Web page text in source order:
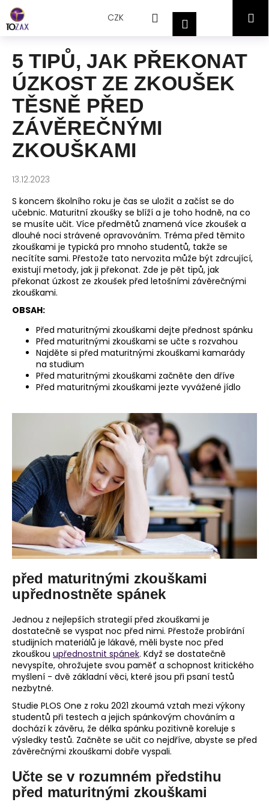
Přejít
obsah
CZK HledatPřihlášeníNákupní
košík
5 TIPŮ, JAK PŘEKONAT
ÚZKOST ZE ZKOUŠEK
TĚSNĚ PŘED
ZÁVĚREČNÝMI
ZKOUŠKAMI
13.12.2023
S koncem školního roku je čas se uložit a začíst se do
učebnic. Maturitní zkoušky se blíží a je toho hodně, na co
se musíte učit. Více předmětů znamená více zkoušek a
dlouhé noci strávené opravováním. Tréma před těmito
zkouškami je typická pro mnoho studentů, takže se
necítíte sami. Přestože tato nervozita může být zdrcující,
existují metody, jak ji překonat. Zde je pět tipů, jak
překonat úzkost ze zkoušek před letošními závěrečnými
zkouškami.
OBSAH:
Před maturitnými zkouškami dejte přednost spánku
Před maturitnými zkouškami se učte s rozvahou
Najděte si před maturitnými zkouškami kamarády
na studium
Před maturitnými zkouškami začněte den dříve
Před maturitnými zkouškami jezte vyvážené jídlo
před maturitnými zkouškami
upřednostněte spánek
Jednou z nejlepších strategií před zkouškami je
dostatečně se vyspat noc před nimi. Přestože probírání
studijních materiálů je lákavé, měli byste noc před
zkouškou upřednostnit spánek. Když se dostatečně
nevyspíte, ohrožujete svou paměť a schopnost kritického
myšlení - dvě základní věci, které jsou při psaní testů
nezbytné.
Studie PLOS One z roku 2021 zkoumá vztah mezi výkony
studentů při testech a jejich spánkovým chováním a
dochází k závěru, že délka spánku pozitivně koreluje s
výsledky testů. Začněte se učit co nejdříve, abyste se před
závěrečnými zkouškami dobře vyspali.
Učte se v rozumném předstihu
před maturitnými zkouškami
o
C
o
p
o
t
ř
e
b
j
e
t
e
n
a
j
í
o
p
o
r
u
č
u
e
m